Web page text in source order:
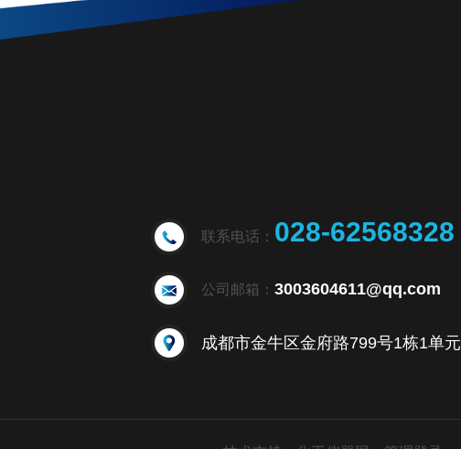
联系电话： 028-62568328
公司邮箱： 3003604611@qq.com